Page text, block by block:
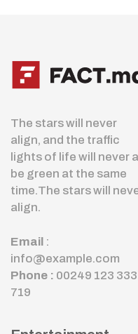
The stars will never
align, and the traffic
lights of life will never
be green at the same
time.The stars will
align.
Email :
info@example.com
Phone : 00249 123 333
719